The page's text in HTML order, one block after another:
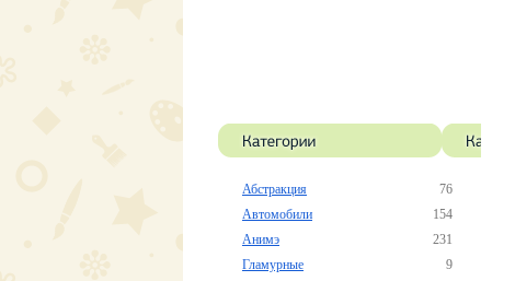
Абстракция
76
Автомобили
154
Анимэ
231
Гламурные
9